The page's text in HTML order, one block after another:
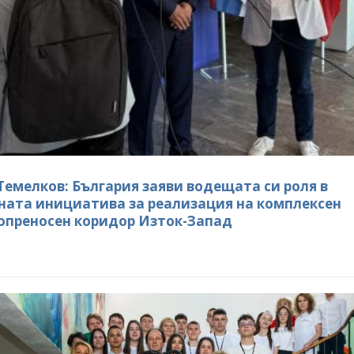
за реализация на
електропреносен
Изток-Запад
ФОТОГАЛЕРИИ
инициатива за реализация на
комплексен електропреносен
коридор Изток-Запад
ВСИЧКИ ФОТОГАЛЕРИИ
България заяви водещата си роля в
инициатива за реализация на комплексен
коридор Изток-Запад